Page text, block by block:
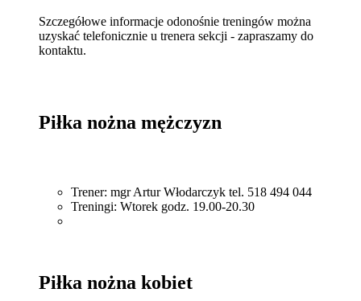
Szczegółowe informacje odonośnie treningów można
uzyskać telefonicznie u trenera sekcji - zapraszamy do
kontaktu.
Piłka nożna mężczyzn
Trener: mgr Artur Włodarczyk tel. 518 494 044
Treningi: Wtorek godz. 19.00-20.30
Piłka nożna kobiet